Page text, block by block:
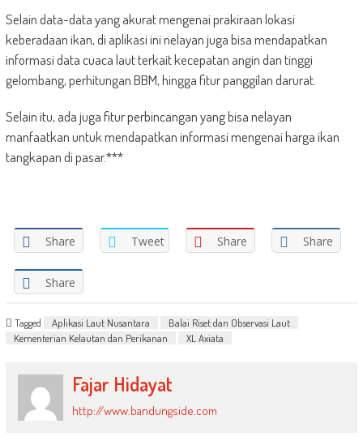
Selain data-data yang akurat mengenai prakiraan lokasi
keberadaan ikan, di aplikasi ini nelayan juga bisa mendapatkan
informasi data cuaca laut terkait kecepatan angin dan tinggi
gelombang, perhitungan BBM, hingga fitur panggilan darurat.
Selain itu, ada juga fitur perbincangan yang bisa nelayan
manfaatkan untuk mendapatkan informasi mengenai harga ikan
tangkapan di pasar.***
Share Tweet Share Share
Share
Tagged Aplikasi Laut Nusantara
Balai Riset dan Observasi Laut
Kementerian Kelautan dan Perikanan
XL Axiata
Fajar Hidayat
http://www.bandungside.com